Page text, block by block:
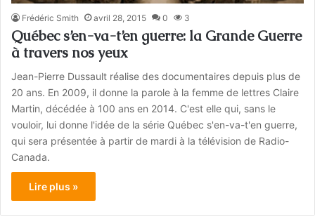
Frédéric Smith avril 28, 2015 0 3
Québec s’en-va-t’en guerre: la Grande Guerre
à travers nos yeux
Jean-Pierre Dussault réalise des documentaires depuis plus de
20 ans. En 2009, il donne la parole à la femme de lettres Claire
Martin, décédée à 100 ans en 2014. C'est elle qui, sans le
vouloir, lui donne l'idée de la série Québec s'en-va-t'en guerre,
qui sera présentée à partir de mardi à la télévision de Radio-
Canada.
Lire plus »